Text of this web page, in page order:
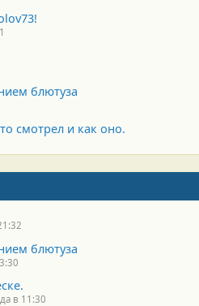
блютуза
смотрел и как оно.
блютуза
в 11:30